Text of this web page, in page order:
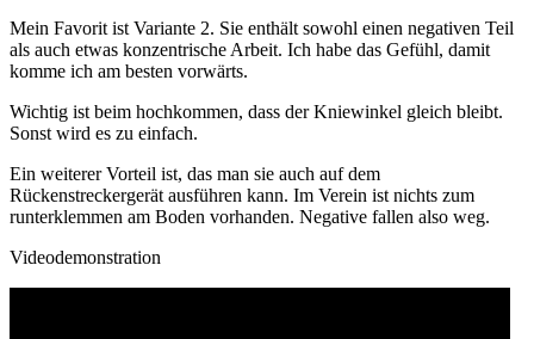
Mein Favorit ist Variante 2. Sie enthält sowohl einen negativen Teil
als auch etwas konzentrische Arbeit. Ich habe das Gefühl, damit
komme ich am besten vorwärts.
Wichtig ist beim hochkommen, dass der Kniewinkel gleich bleibt.
Sonst wird es zu einfach.
Ein weiterer Vorteil ist, das man sie auch auf dem
Rückenstreckergerät ausführen kann. Im Verein ist nichts zum
runterklemmen am Boden vorhanden. Negative fallen also weg.
Videodemonstration